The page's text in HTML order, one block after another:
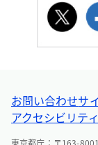
お問い合わせサ
アクセシビリテ
東京都庁：〒163-